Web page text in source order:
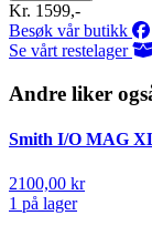
Kr. 1599,-
Besøk vår butikk
Se vårt restelager
Andre liker
Smith I/O MAG
2100,00 kr
1 på lager